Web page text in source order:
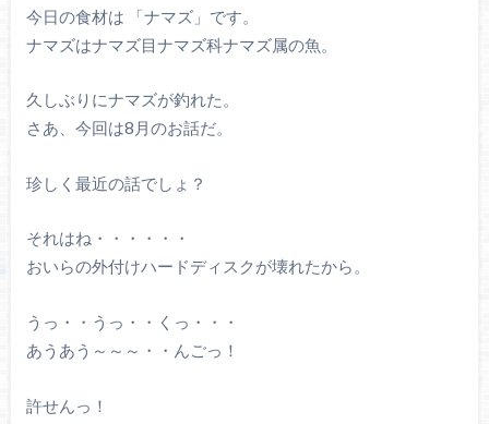
今日の食材は 「ナマズ」です。
ナマズはナマズ目ナマズ科ナマズ属の魚。
久しぶりにナマズが釣れた。
さあ、今回は8月のお話だ。
珍しく最近の話でしょ？
それはね・・・・・・
おいらの外付けハードディスクが壊れたから。
うっ・・うっ・・くっ・・・
あうあう～～～・・んごっ！
許せんっ！